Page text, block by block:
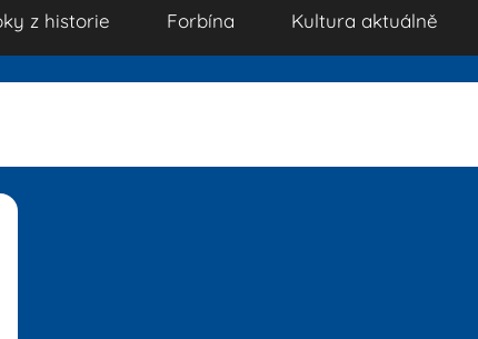
z historie Forbína Kultura aktuálně